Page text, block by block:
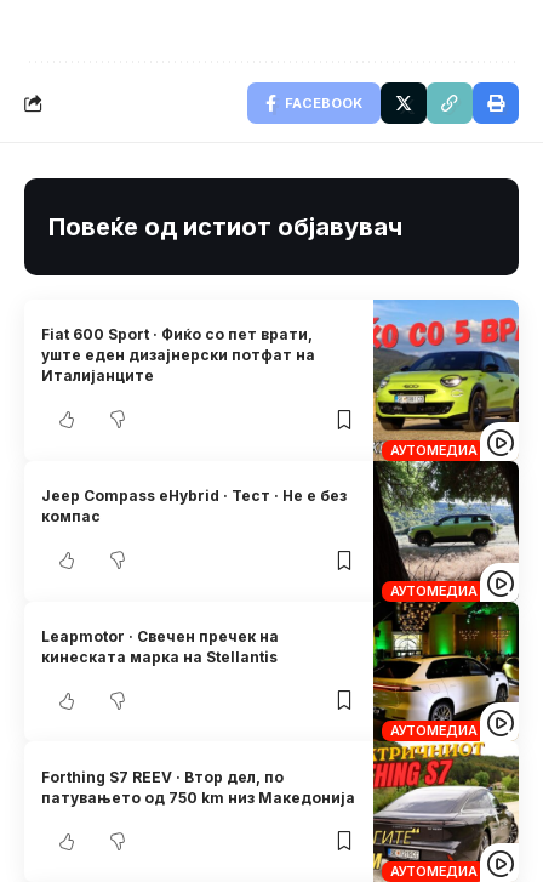
FACEBOOK
Повеќе од истиот објавувач
АУТОМЕДИА
Fiat 600 Sport · Фиќо со пет врати,
уште еден дизајнерски потфат на
Италијанците
АУТОМЕДИА
Jeep Compass eHybrid · Тест · Не е без
компас
АУТОМЕДИА
Leapmotor · Свечен пречек нa
кинеската марка на Stellantis
АУТОМЕДИА
Forthing S7 REEV · Втор дел, по
патувањето од 750 km низ Македонија